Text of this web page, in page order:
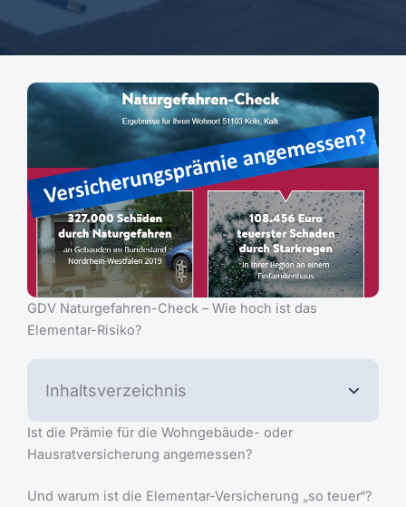
GDV Naturgefahren-Check – Wie hoch ist das
Elementar-Risiko?
Inhaltsverzeichnis
Ist die Prämie für die Wohngebäude- oder
Hausratversicherung angemessen?
Und warum ist die Elementar-Versicherung „so teuer“?